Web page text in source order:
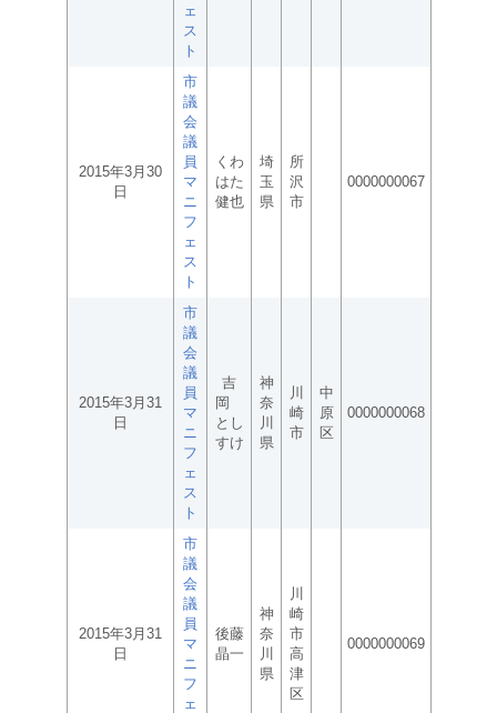
ェ
ス
ト
2015年3月30
日
市
議
会
議
員
マ
ニ
フ
ェ
ス
ト
くわ
はた
健也
埼
玉
県
所
沢
市
0000000067
2015年3月31
日
市
議
会
議
員
マ
ニ
フ
ェ
ス
ト
吉
岡
とし
すけ
神
奈
川
県
川
崎
市
中
原
区
0000000068
2015年3月31
日
市
議
会
議
員
マ
ニ
フ
ェ
後藤
晶一
神
奈
川
県
川
崎
市
高
津
区
0000000069